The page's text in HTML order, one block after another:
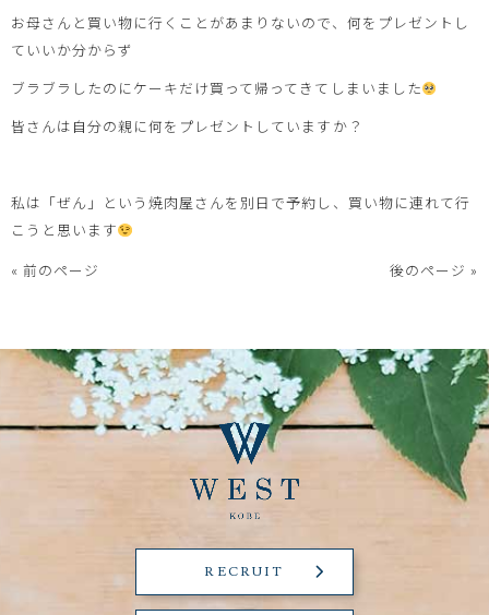
お母さんと買い物に行くことがあまりないので、何をプレゼントし
ていいか分からず
ブラブラしたのにケーキだけ買って帰ってきてしまいました
皆さんは自分の親に何をプレゼントしていますか？
私は「ぜん」という焼肉屋さんを別日で予約し、買い物に連れて行
こうと思います
« 前のページ
後のページ »
RECRUIT